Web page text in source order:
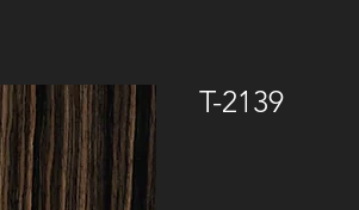
T-2139